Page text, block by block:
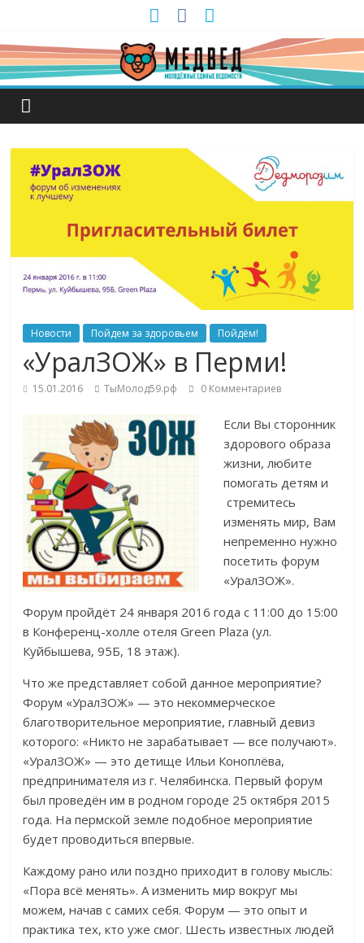
Новости Пойдем за здоровьем Пойдём!
«УралЗОЖ» в Перми!
15.01.2016 ТыМолод59.рф 0 Комментариев
Если Вы сторонник
здорового образа
жизни, любите
помогать детям и
стремитесь
изменять мир, Вам
непременно нужно
посетить форум
«УралЗОЖ».
Форум пройдёт 24 января 2016 года с 11:00 до 15:00
в Конференц-холле отеля Green Plaza (ул.
Куйбышева, 95Б, 18 этаж).
Что же представляет собой данное мероприятие?
Форум «УралЗОЖ» — это некоммерческое
благотворительное мероприятие, главный девиз
которого: «Никто не зарабатывает — все получают».
«УралЗОЖ» — это детище Ильи Коноплёва,
предпринимателя из г. Челябинска. Первый форум
был проведён им в родном городе 25 октября 2015
года. На пермской земле подобное мероприятие
будет проводиться впервые.
Каждому рано или поздно приходит в голову мысль:
«Пора всё менять». А изменить мир вокруг мы
можем, начав с самих себя. Форум — это опыт и
практика тех, кто уже смог. Шесть известных людей